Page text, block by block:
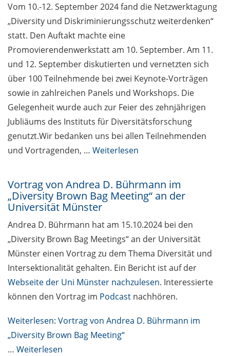
Vom 10.-12. September 2024 fand die Netzwerktagung
„Diversity und Diskriminierungsschutz weiterdenken“
statt. Den Auftakt machte eine
Promovierendenwerkstatt am 10. September. Am 11.
und 12. September diskutierten und vernetzten sich
über 100 Teilnehmende bei zwei Keynote-Vorträgen
sowie in zahlreichen Panels und Workshops. Die
Gelegenheit wurde auch zur Feier des zehnjährigen
Jubliäums des Instituts für Diversitätsforschung
genutzt.Wir bedanken uns bei allen Teilnehmenden
und Vortragenden, … Weiterlesen
Vortrag von Andrea D. Bührmann im
„Diversity Brown Bag Meeting“ an der
Universität Münster
Andrea D. Bührmann hat am 15.10.2024 bei den
„Diversity Brown Bag Meetings“ an der Universität
Münster einen Vortrag zu dem Thema Diversität und
Intersektionalität gehalten. Ein Bericht ist auf der
Webseite der Uni Münster nachzulesen. Interessierte
können den Vortrag im Podcast nachhören.
Weiterlesen: Vortrag von Andrea D. Bührmann im
„Diversity Brown Bag Meeting“
… Weiterlesen